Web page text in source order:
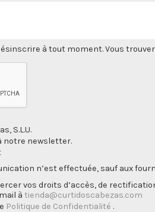
à tout moment. Vous
S.L.U.
notre newsletter.
n’est effectuée, sauf aux
vos droits d’accès, de
à tienda@curtidoscabezas.com
Politique de Confidentialité .